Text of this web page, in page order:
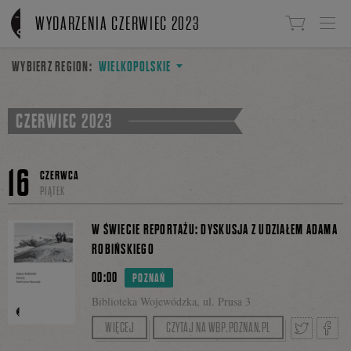
Linki do przejścia
WYDARZENIA CZERWIEC 2023
WYBIERZ REGION: WIELKOPOLSKIE
CZERWIEC 2023
16
CZERWCA
PIĄTEK
00:00 POZNAŃ
Biblioteka Wojewódzka, ul. Prusa 3
W ŚWIECIE REPORTAŻU: DYSKUSJA Z UDZIAŁEM ADAMA
ROBIŃSKIEGO
Zapraszamy na spotkanie „Otwarty świat”
WIĘCEJ CZYTAJ NA WBP.POZNAN.PL